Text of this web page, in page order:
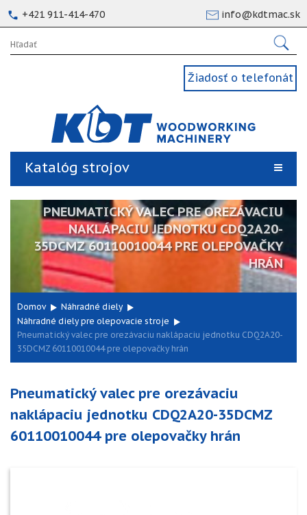
+421 911-414-470 info@kdtmac.sk
Žiadosť o telefonát
Katalóg strojov
PNEUMATICKÝ VALEC PRE OREZÁVACIU
NAKLÁPACIU JEDNOTKU CDQ2A20-
35DCMZ 60110010044 PRE OLEPOVAČKY
HRÁN
Domov
Náhradné diely
Náhradné diely pre olepovacie stroje
Pneumatický valec pre orezávaciu naklápaciu jednotku CDQ2A20-
35DCMZ 60110010044 pre olepovačky hrán
Pneumatický valec pre orezávaciu
naklápaciu jednotku CDQ2A20-35DCMZ
60110010044 pre olepovačky hrán